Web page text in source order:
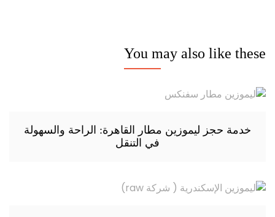
You may also like these
خدمة حجز ليموزين مطار القاهرة: الراحة والسهولة
في التنقل